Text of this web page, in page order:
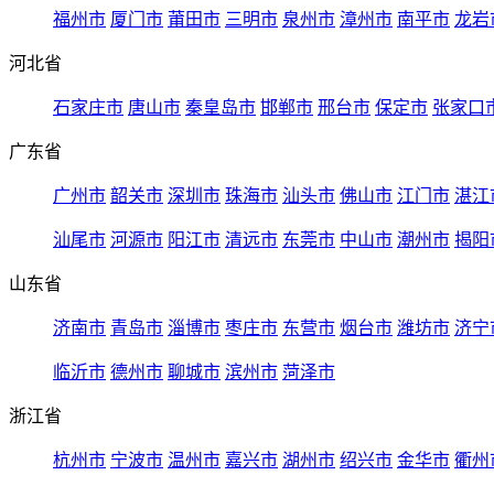
福州市 厦门市 莆田市 三明市 泉州市 漳州市 南平市 龙岩
河北省
石家庄市 唐山市 秦皇岛市 邯郸市 邢台市 保定市 张家口
广东省
广州市 韶关市 深圳市 珠海市 汕头市 佛山市 江门市 湛江
汕尾市 河源市 阳江市 清远市 东莞市 中山市 潮州市 揭阳
山东省
济南市 青岛市 淄博市 枣庄市 东营市 烟台市 潍坊市 济宁
临沂市 德州市 聊城市 滨州市 菏泽市
浙江省
杭州市 宁波市 温州市 嘉兴市 湖州市 绍兴市 金华市 衢州